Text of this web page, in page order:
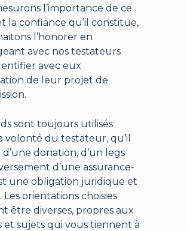
l’importance de ce
la confiance qu’il constitue,
l’honorer en
avec nos testateurs
avec eux
de leur projet de
sont toujours utilisés
volonté du testateur, qu’il
d’une donation, d’un legs
d’une assurance-
une obligation juridique et
Les orientations choisies
être diverses, propres aux
et sujets qui vous tiennent à